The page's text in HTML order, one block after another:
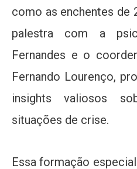
como as enchentes de
palestra com a
Fernandes e o
Fernando Lourenço,
insights valiosos
situações de crise.
Essa formação